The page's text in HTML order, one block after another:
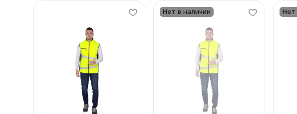
Нет в наличии Нет